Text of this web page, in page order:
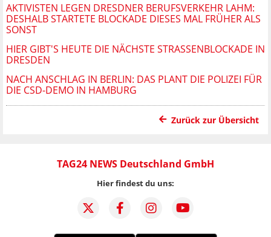
AKTIVISTEN LEGEN DRESDNER BERUFSVERKEHR LAHM:
DESHALB STARTETE BLOCKADE DIESES MAL FRÜHER ALS
SONST
HIER GIBT'S HEUTE DIE NÄCHSTE STRASSENBLOCKADE IN D
RESDEN
NACH ANSCHLAG IN BERLIN: DAS PLANT DIE POLIZEI FÜR
DIE CSD-DEMO IN HAMBURG
Zurück zur Übersicht
TAG24 NEWS Deutschland GmbH
Hier findest du uns: